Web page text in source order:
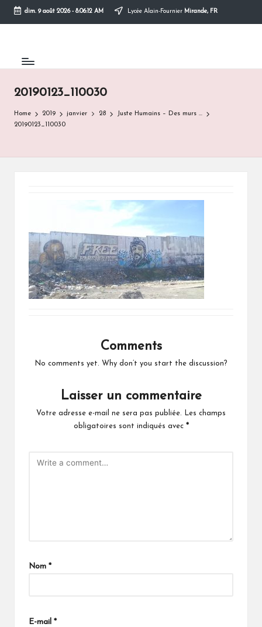
Skip
dim. 9 août 2026- 8:06:12 AM Lycée Alain-Fournier Mirande, FR
20190123_110030
Home 2019 janvier 28
Juste Humains – Des murs …
20190123_110030
Comments
No comments yet. Why don’t you start the discussion?
Laisser un commentaire
Votre adresse e-mail ne sera pas publiée.
Les champs
obligatoires sont indiqués avec *
Nom *
E-mail *